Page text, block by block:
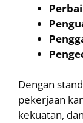
Dengan
pekerjaan
kekuatan,